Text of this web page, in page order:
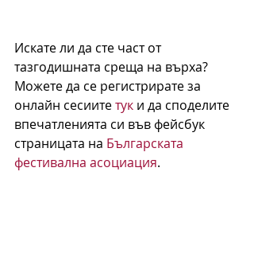
Искате ли да сте част от
тазгодишната среща на върха?
Можете да се регистрирате за
онлайн сесиите тук и да споделите
впечатленията си във фейсбук
страницата на Българската
фестивална асоциация.